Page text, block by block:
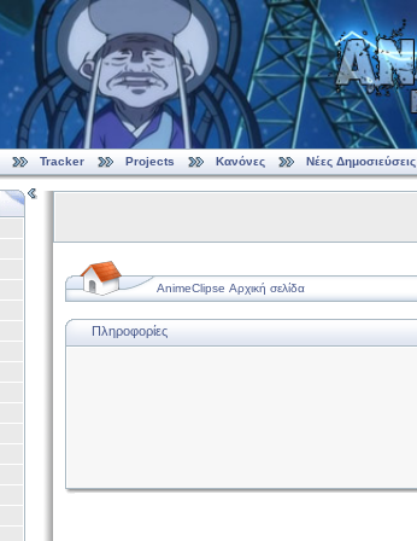
Tracker Projects Κανόνες Νέες Δημοσιεύσεις
AnimeClipse Αρχική σελίδα
Πληροφορίες